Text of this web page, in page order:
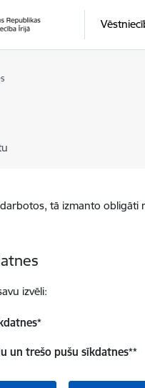
tā izmanto obligāti
izvēli:
*
un trešo pušu sīkdatnes**